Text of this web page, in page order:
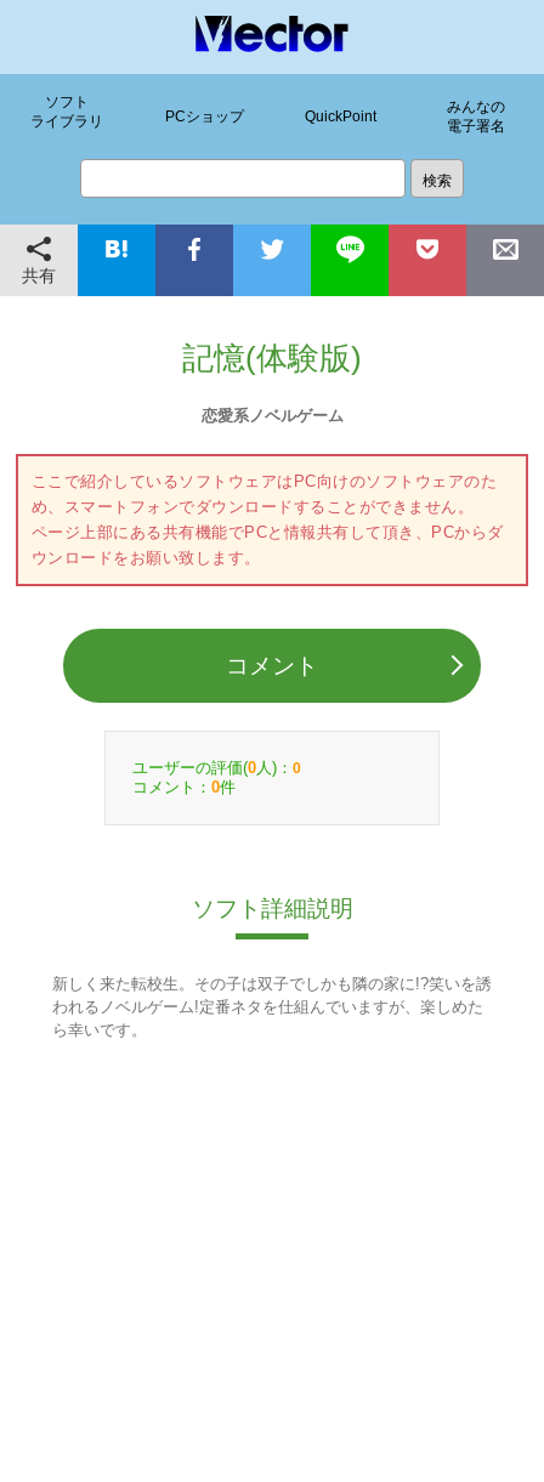
ソフト
ライブラリ
PCショップ QuickPoint
みんなの
電子署名
共有
記憶(体験版)
恋愛系ノベルゲーム
ここで紹介しているソフトウェアはPC向けのソフトウェアのた
め、スマートフォンでダウンロードすることができません。
ページ上部にある共有機能でPCと情報共有して頂き、PCからダ
ウンロードをお願い致します。
コメント
ユーザーの評価(0 人)： 0
コメント： 0件
ソフト詳細説明
新しく来た転校生。その子は双子でしかも隣の家に!?笑いを誘
われるノベルゲーム!定番ネタを仕組んでいますが、楽しめた
ら幸いです。